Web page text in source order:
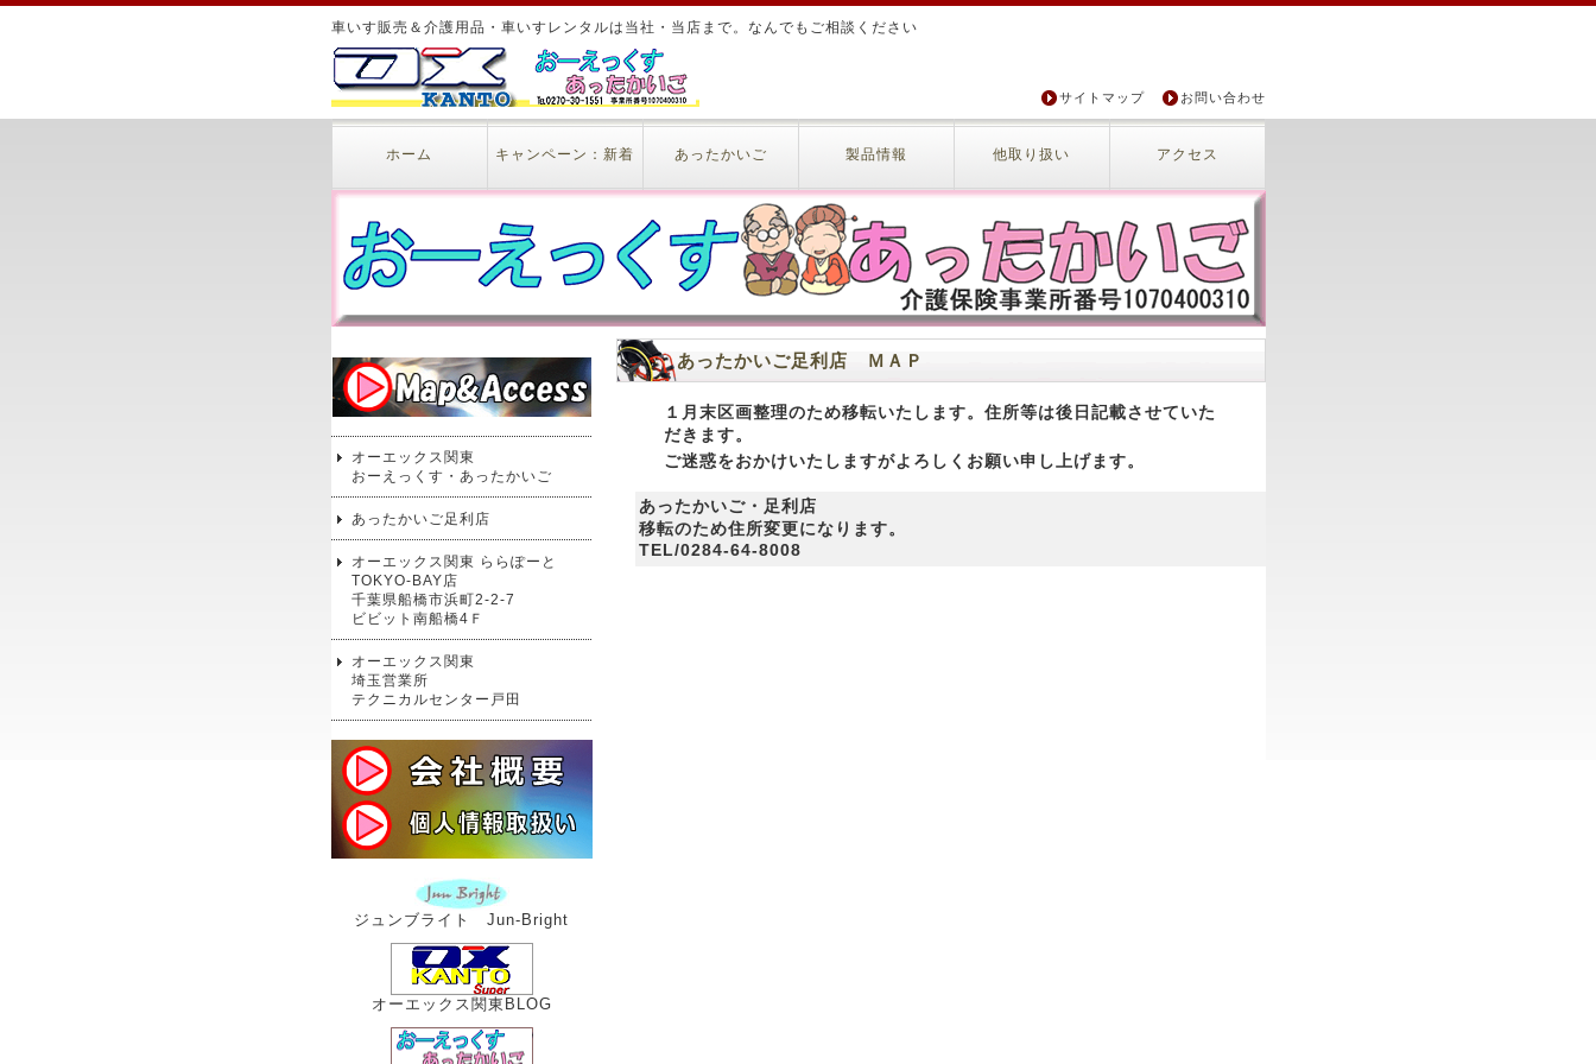
車いす販売＆介護用品・車いすレンタルは当社・当店まで。なんでもご相談ください
サイトマップ お問い合わせ
ホーム キャンペーン：新着 あったかいご 製品情報 他取り扱い アクセス
あったかいご足利店 ＭＡＰ
１月末区画整理のため移転いたします。住所等は後日記載させていた
だきます。
ご迷惑をおかけいたしますがよろしくお願い申し上げます。
あったかいご・足利店
移転のため住所変更になります。
TEL/0284-64-8008
オーエックス関東
おーえっくす・あったかいご
あったかいご足利店
オーエックス関東 ららぽーと
TOKYO-BAY店
千葉県船橋市浜町2-2-7
ビビット南船橋4Ｆ
オーエックス関東
埼玉営業所
テクニカルセンター戸田
ジュンブライト Jun-Bright
オーエックス関東BLOG